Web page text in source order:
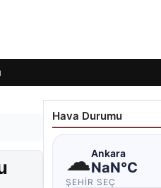
Hava Durumu
☁Ankara
NaN°C
ŞEHIR SEÇ